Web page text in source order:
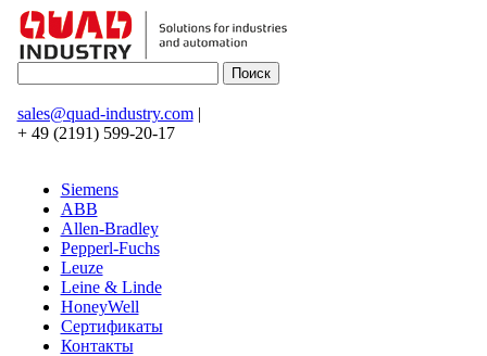
sales@quad-industry.com|
+ 49 (2191) 599-20-17
Siemens
ABB
Allen-Bradley
Pepperl-Fuchs
Leuze
Leine & Linde
HoneyWell
Сертификаты
Контакты